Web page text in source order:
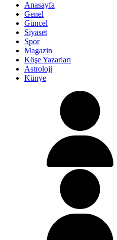
Anasayfa
Genel
Güncel
Siyaset
Spor
Magazin
Köşe Yazarları
Astroloji
Künye